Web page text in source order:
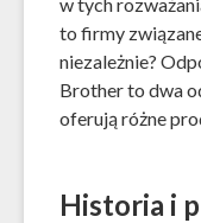
to firmy
niezależnie?
Brother to dwa
oferują różne
Historia i